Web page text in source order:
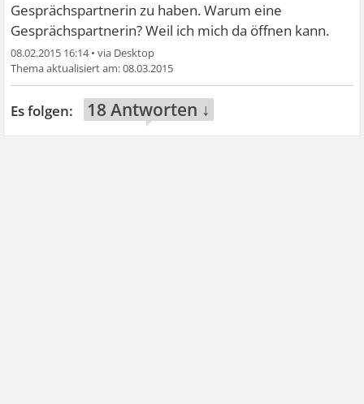
Gesprächspartnerin zu haben. Warum eine
Gesprächspartnerin? Weil ich mich da öffnen kann.
08.02.2015 16:14•
08.03.2015
18 Antworten ↓